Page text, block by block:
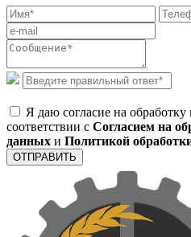
Я даю согласие на
соответствии с Согласием на
данных и Политикой
ОТПРАВИТЬ